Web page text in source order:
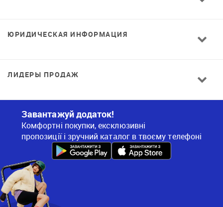
ЮРИДИЧЕСКАЯ ИНФОРМАЦИЯ
ЛИДЕРЫ ПРОДАЖ
Завантажуй додаток!
Комфортні покупки, ексклюзивні
пропозиції і зручний каталог в твоєму телефоні